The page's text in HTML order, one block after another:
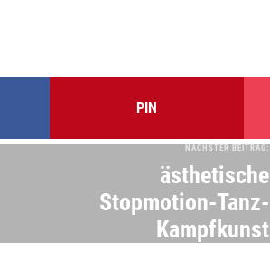
PIN
NÄCHSTER BEITRAG:
ästhetische
Stopmotion-Tanz-
Kampfkunst